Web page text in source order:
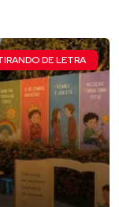
DE LETRA